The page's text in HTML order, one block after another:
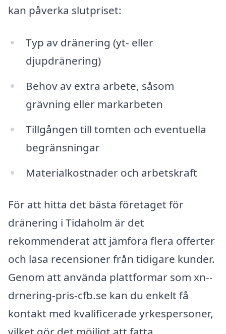
kan påverka slutpriset:
Typ av dränering (yt- eller
djupdränering)
Behov av extra arbete, såsom
grävning eller markarbeten
Tillgången till tomten och eventuella
begränsningar
Materialkostnader och arbetskraft
För att hitta det bästa företaget för
dränering i Tidaholm är det
rekommenderat att jämföra flera offerter
och läsa recensioner från tidigare kunder.
Genom att använda plattformar som xn--
drnering-pris-cfb.se kan du enkelt få
kontakt med kvalificerade yrkespersoner,